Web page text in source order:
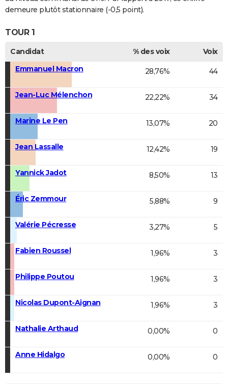
demeure plutôt stationnaire (-0,5 point).
TOUR 1
Candidat % des voix
Voix
Emmanuel Macron
28,76% 44
Jean-Luc Mélenchon 22,22% 34
Marine Le Pen 13,07% 20
Jean Lassalle 12,42% 19
Yannick Jadot 8,50% 13
Éric Zemmour 5,88% 9
Valérie Pécresse 3,27% 5
Fabien Roussel 1,96% 3
Philippe Poutou 1,96% 3
Nicolas Dupont-Aignan 1,96% 3
Nathalie Arthaud 0,00% 0
Anne Hidalgo 0,00% 0